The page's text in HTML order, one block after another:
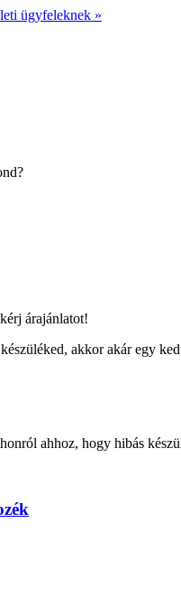
ügyfeleknek »
árajánlatot!
akkor akár egy
ahhoz, hogy hibás